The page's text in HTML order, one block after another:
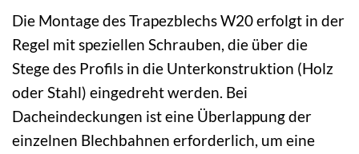
Die Montage des Trapezblechs W20 erfolgt in der
Regel mit speziellen Schrauben, die über die
Stege des Profils in die Unterkonstruktion (Holz
oder Stahl) eingedreht werden. Bei
Dacheindeckungen ist eine Überlappung der
einzelnen Blechbahnen erforderlich, um eine